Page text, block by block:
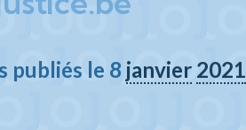
publiés le 8 janvier 2021